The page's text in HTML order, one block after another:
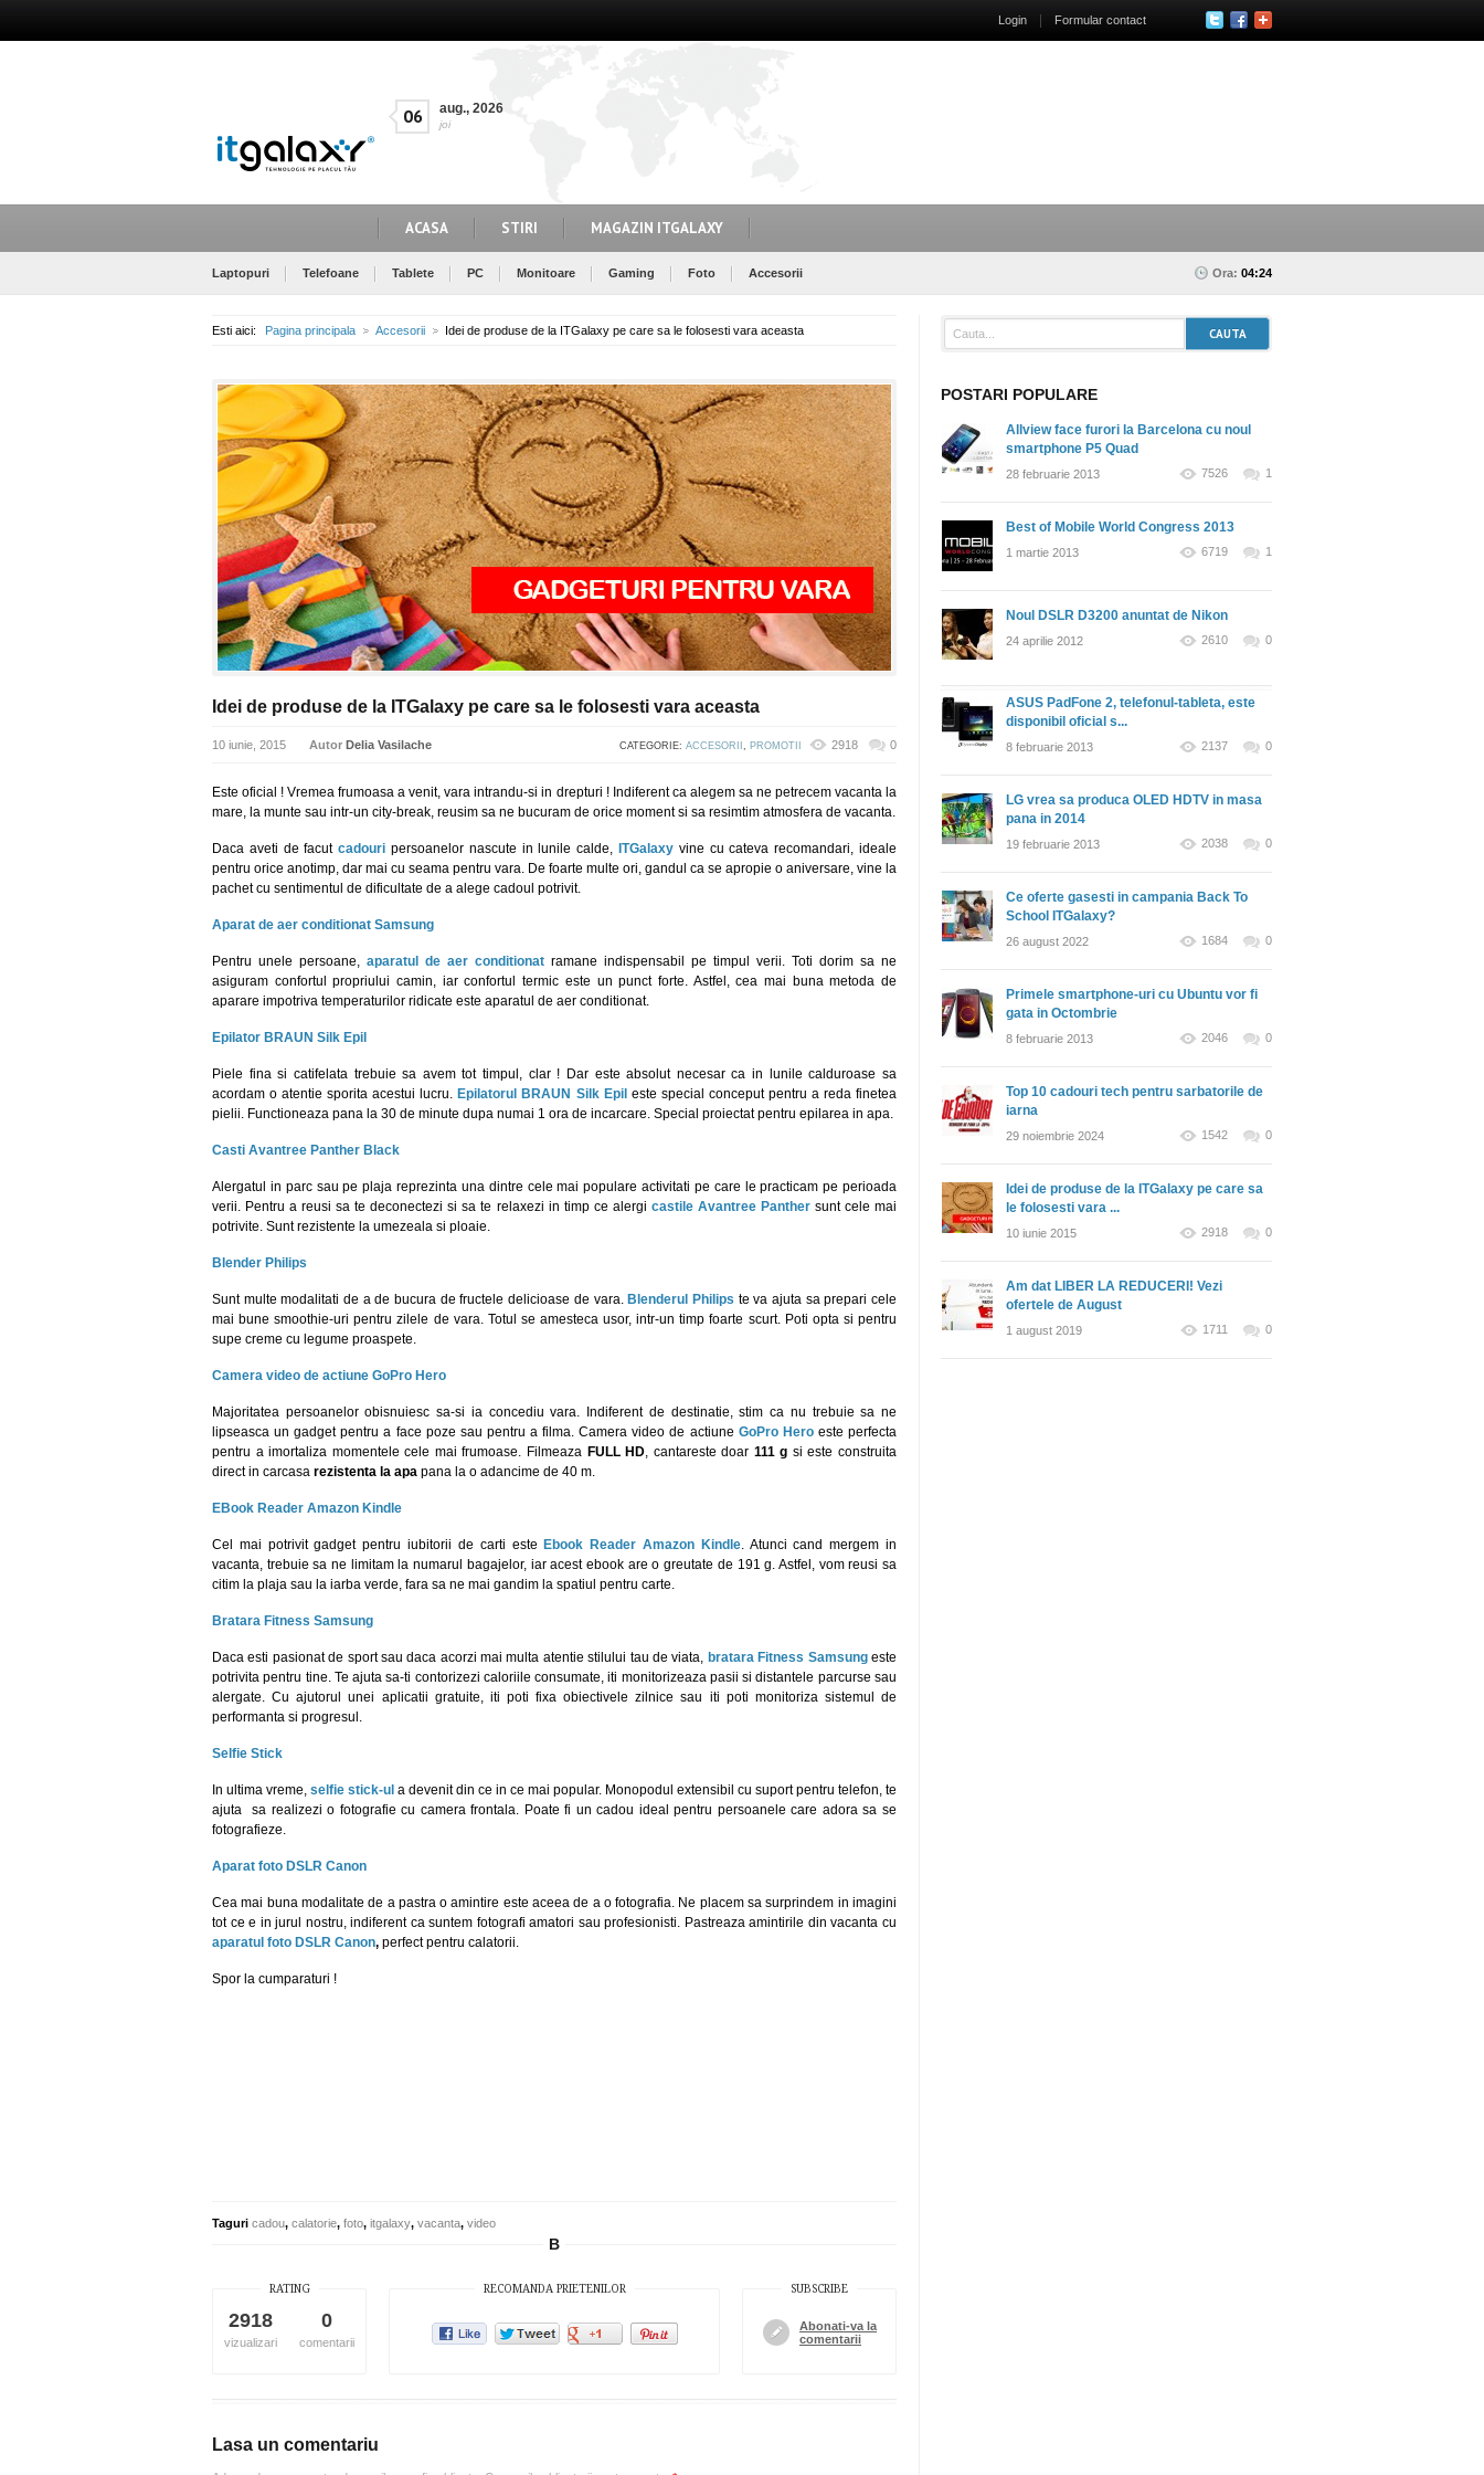
Login Formular contact
06 aug., 2026
joi
ACASA STIRI MAGAZIN ITGALAXY
Laptopuri Telefoane Tablete PC Monitoare Gaming Foto Accesorii Ora: 04:24
Esti aici: Pagina principala Accesorii Idei de produse de la ITGalaxy pe care sa le folosesti vara aceasta
Idei de produse de la ITGalaxy pe care sa le folosesti vara aceasta
10 iunie, 2015 Autor Delia Vasilache CATEGORIE: ACCESORII , PROMOTII 2918 0
Este oficial ! Vremea frumoasa a venit, vara intrandu-si in drepturi ! Indiferent ca alegem sa ne petrecem vacanta la
mare, la munte sau intr-un city-break, reusim sa ne bucuram de orice moment si sa resimtim atmosfera de vacanta.
Daca aveti de facutcadouri persoanelor nascute in lunile calde, ITGalaxy vine cu cateva recomandari, ideale
pentru orice anotimp, dar mai cu seama pentru vara. De foarte multe ori, gandul ca se apropie o aniversare, vine la
pachet cu sentimentul de dificultate de a alege cadoul potrivit.
Aparat de aer conditionat Samsung
Pentru unele persoane, aparatul de aer conditionat ramane indispensabil pe timpul verii. Toti dorim sa ne
asiguram confortul propriului camin, iar confortul termic este un punct forte. Astfel, cea mai buna metoda de
aparare impotriva temperaturilor ridicate este aparatul de aer conditionat.
Epilator BRAUN Silk Epil
Piele fina si catifelata trebuie sa avem tot timpul, clar ! Dar este absolut necesar ca in lunile calduroase sa
acordam o atentie sporita acestui lucru. Epilatorul BRAUN Silk Epil este special conceput pentru a reda finetea
pielii. Functioneaza pana la 30 de minute dupa numai 1 ora de incarcare. Special proiectat pentru epilarea in apa.
Casti Avantree Panther Black
Alergatul in parc sau pe plaja reprezinta una dintre cele mai populare activitati pe care le practicam pe perioada
verii. Pentru a reusi sa te deconectezi si sa te relaxezi in timp ce alergi castile Avantree Panther sunt cele mai
potrivite. Sunt rezistente la umezeala si ploaie.
Blender Philips
Sunt multe modalitati de a de bucura de fructele delicioase de vara. Blenderul Philips te va ajuta sa prepari cele
mai bune smoothie-uri pentru zilele de vara. Totul se amesteca usor, intr-un timp foarte scurt. Poti opta si pentru
supe creme cu legume proaspete.
Camera video de actiune GoPro Hero
Majoritatea persoanelor obisnuiesc sa-si ia concediu vara. Indiferent de destinatie, stim ca nu trebuie sa ne
lipseasca un gadget pentru a face poze sau pentru a filma. Camera video de actiune GoPro Heroeste perfecta
pentru a imortaliza momentele cele mai frumoase. Filmeaza FULL HD, cantareste doar 111 g si este construita
direct in carcasa rezistenta la apa pana la o adancime de 40 m.
EBook Reader Amazon Kindle
Cel mai potrivit gadget pentru iubitorii de carti este Ebook Reader Amazon Kindle. Atunci cand mergem in
vacanta, trebuie sa ne limitam la numarul bagajelor, iar acest ebook are o greutate de 191 g. Astfel, vom reusi sa
citim la plaja sau la iarba verde, fara sa ne mai gandim la spatiul pentru carte.
Bratara Fitness Samsung
Daca esti pasionat de sport sau daca acorzi mai multa atentie stilului tau de viata, bratara Fitness Samsungeste
potrivita pentru tine. Te ajuta sa-ti contorizezi caloriile consumate, iti monitorizeaza pasii si distantele parcurse sau
alergate. Cu ajutorul unei aplicatii gratuite, iti poti fixa obiectivele zilnice sau iti poti monitoriza sistemul de
performanta si progresul.
Selfie Stick
In ultima vreme, selfie stick-ul a devenit din ce in ce mai popular. Monopodul extensibil cu suport pentru telefon, te
ajuta sa realizezi o fotografie cu camera frontala. Poate fi un cadou ideal pentru persoanele care adora sa se
fotografieze.
Aparat foto DSLR Canon
Cea mai buna modalitate de a pastra o amintire este aceea de a o fotografia. Ne placem sa surprindem in imagini
tot ce e in jurul nostru, indiferent ca suntem fotografi amatori sau profesionisti. Pastreaza amintirile din vacanta cu
aparatul foto DSLR Canon, perfect pentru calatorii.
Spor la cumparaturi !
Taguri cadou, calatorie, foto, itgalaxy, vacanta, video
B
RATING
2918
vizualizari
0
comentarii
SUBSCRIBE
Abonati-va la
comentarii
RECOMANDA PRIETENILOR
Lasa un comentariu
POSTARI POPULARE
Allview face furori la Barcelona cu noul
smartphone P5 Quad
28 februarie 2013 7526 1
Best of Mobile World Congress 2013
1 martie 2013 6719 1
Noul DSLR D3200 anuntat de Nikon
24 aprilie 2012 2610 0
ASUS PadFone 2, telefonul-tableta, este
disponibil oficial s...
8 februarie 2013 2137 0
LG vrea sa produca OLED HDTV in masa
pana in 2014
19 februarie 2013 2038 0
Ce oferte gasesti in campania Back To
School ITGalaxy?
26 august 2022 1684 0
Primele smartphone-uri cu Ubuntu vor fi
gata in Octombrie
8 februarie 2013 2046 0
Top 10 cadouri tech pentru sarbatorile de
iarna
29 noiembrie 2024 1542 0
Idei de produse de la ITGalaxy pe care sa
le folosesti vara ...
10 iunie 2015 2918 0
Am dat LIBER LA REDUCERI! Vezi
ofertele de August
1 august 2019 1711 0